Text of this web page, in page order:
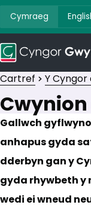
Cymraeg
Cartref Y
Gallwch
anhapus gyda
dderbyn gan y
gyda rhywbeth y
wedi ei wneud